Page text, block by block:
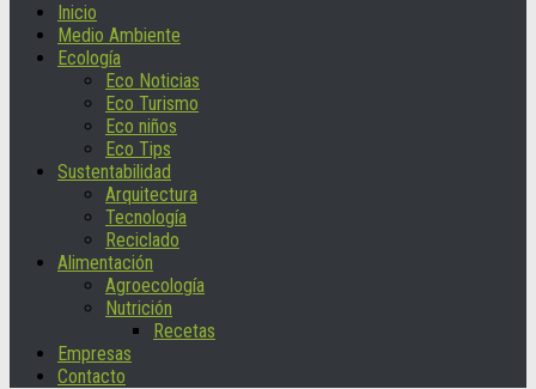
Inicio
Medio Ambiente
Ecología
Eco Noticias
Eco Turismo
Eco niños
Eco Tips
Sustentabilidad
Arquitectura
Tecnología
Reciclado
Alimentación
Agroecología
Nutrición
Recetas
Empresas
Contacto